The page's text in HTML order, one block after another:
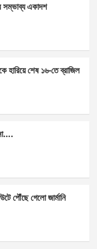
সম্ভাব্য একাদশ
হারিয়ে শেষ ১৬-তে ব্রাজিল
পৌঁছে গেলো জার্মানি